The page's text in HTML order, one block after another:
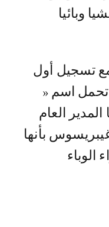
وبائيا
مع تسجيل أول
اسم «
العام
بأنها
الوباء